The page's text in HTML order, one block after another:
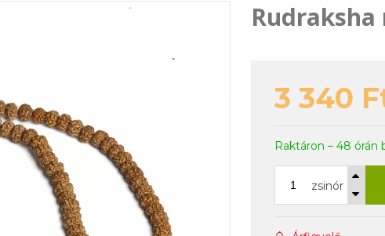
Rudraksha
3 340
Raktáron – 48 órán
zsinór